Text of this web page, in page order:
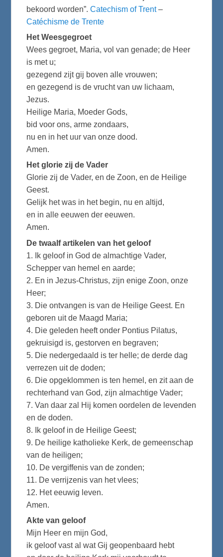
bekoord worden”.Catechism of Trent–
Catéchisme de Trente
Het Weesgegroet
Wees gegroet, Maria, vol van genade; de Heer
is met u;
gezegend zijt gij boven alle vrouwen;
en gezegend is de vrucht van uw lichaam,
Jezus.
Heilige Maria, Moeder Gods,
bid voor ons, arme zondaars,
nu en in het uur van onze dood.
Amen.
Het glorie zij de Vader
Glorie zij de Vader, en de Zoon, en de Heilige
Geest.
Gelijk het was in het begin, nu en altijd,
en in alle eeuwen der eeuwen.
Amen.
De twaalf artikelen van het geloof
1. Ik geloof in God de almachtige Vader,
Schepper van hemel en aarde;
2. En in Jezus-Christus, zijn enige Zoon, onze
Heer;
3. Die ontvangen is van de Heilige Geest. En
geboren uit de Maagd Maria;
4. Die geleden heeft onder Pontius Pilatus,
gekruisigd is, gestorven en begraven;
5. Die nedergedaald is ter helle; de derde dag
verrezen uit de doden;
6. Die opgeklommen is ten hemel, en zit aan de
rechterhand van God, zijn almachtige Vader;
7. Van daar zal Hij komen oordelen de levenden
en de doden.
8. Ik geloof in de Heilige Geest;
9. De heilige katholieke Kerk, de gemeenschap
van de heiligen;
10. De vergiffenis van de zonden;
11. De verrijzenis van het vlees;
12. Het eeuwig leven.
Amen.
Akte van geloof
Mijn Heer en mijn God,
ik geloof vast al wat Gij geopenbaard hebt